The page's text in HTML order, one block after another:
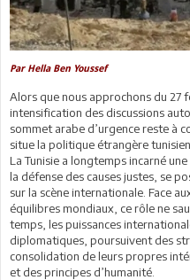
Par Hella Ben Youssef
Alors que nous approchons du 27
intensification des discussions
sommet arabe d’urgence reste à
situe la politique étrangère
La Tunisie a longtemps incarné
la défense des causes justes, se
sur la scène internationale. Face
équilibres mondiaux, ce rôle ne
temps, les puissances
diplomatiques, poursuivent des
consolidation de leurs propres
et des principes d’humanité.